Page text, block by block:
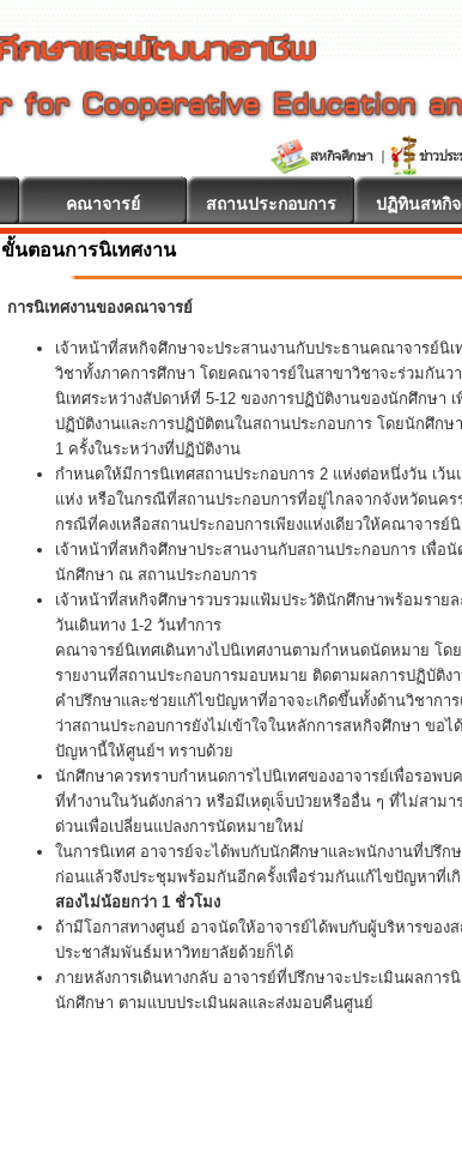
คณาจารย์ สถานประกอบการ ปฏิทินสหกิ
ขั้นตอนการนิเทศงาน
การนิเทศงานของคณาจารย์
เจ้าหน้าที่สหกิจศึกษาจะประสานงานกับประธานคณาจารย์นิ
วิชาทั้งภาคการศึกษา โดยคณาจารย์ในสาขาวิชาจะร่วมกัน
นิเทศระหว่างสัปดาห์ที่ 5-12 ของการปฏิบัติงานของนักศึกษา
ปฏิบัติงานและการปฏิบัติตนในสถานประกอบการ โดยนักศึก
1 ครั้งในระหว่างที่ปฏิบัติงาน
กำหนดให้มีการนิเทศสถานประกอบการ 2 แห่งต่อหนึ่งวัน เว้
แห่ง หรือในกรณีที่สถานประกอบการที่อยู่ไกลจากจังหวัดนคร
กรณีที่คงเหลือสถานประกอบการเพียงแห่งเดียวให้คณาจารย์นิ
เจ้าหน้าที่สหกิจศึกษาประสานงานกับสถานประกอบการ เพื่อ
นักศึกษา ณ สถานประกอบการ
เจ้าหน้าที่สหกิจศึกษารวบรวมแฟ้มประวัตินักศึกษาพร้อมราย
วันเดินทาง 1-2 วันทำการ
คณาจารย์นิเทศเดินทางไปนิเทศงานตามกำหนดนัดหมาย โ
รายงานที่สถานประกอบการมอบหมาย ติดตามผลการปฏิบัติ
คำปรึกษาและช่วยแก้ไขปัญหาที่อาจจะเกิดขึ้นทั้งด้านวิชาก
ว่าสถานประกอบการยังไม่เข้าใจในหลักการสหกิจศึกษา ขอ
ปัญหานี้ให้ศูนย์ฯ ทราบด้วย
นักศึกษาควรทราบกำหนดการไปนิเทศของอาจารย์เพื่อรอพ
ที่ทำงานในวันดังกล่าว หรือมีเหตุเจ็บป่วยหรืออื่น ๆ ที่ไม่สาม
ด่วนเพื่อเปลี่ยนแปลงการนัดหมายใหม่
ในการนิเทศ อาจารย์จะได้พบกับนักศึกษาและพนักงานที่ปรึ
ก่อนแล้วจึงประชุมพร้อมกันอีกครั้งเพื่อร่วมกันแก้ไขปัญหาที่เ
สองไม่น้อยกว่า 1 ชั่วโมง
ถ้ามีโอกาสทางศูนย์ อาจนัดให้อาจารย์ได้พบกับผู้บริหารของ
ประชาสัมพันธ์มหาวิทยาลัยด้วยก็ได้
ภายหลังการเดินทางกลับ อาจารย์ที่ปรึกษาจะประเมินผลกา
นักศึกษา ตามแบบประเมินผลและส่งมอบคืนศูนย์